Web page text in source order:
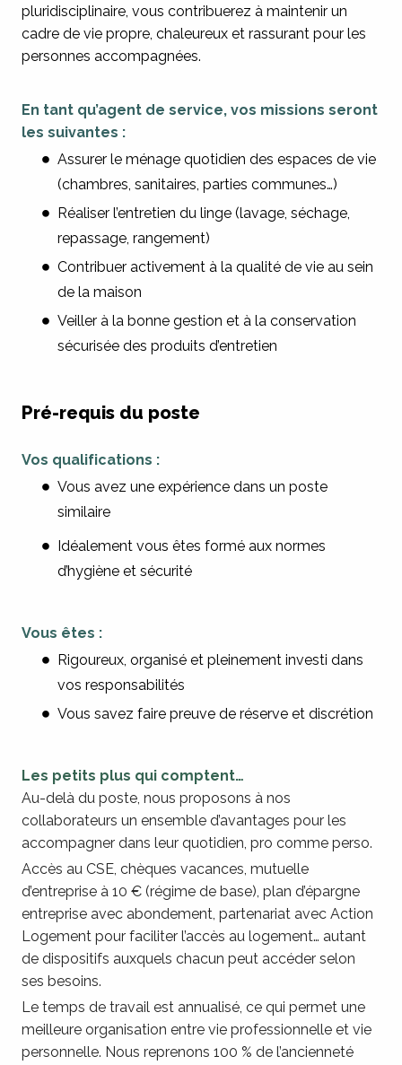
pluridisciplinaire, vous contribuerez à maintenir un
cadre de vie propre, chaleureux et rassurant pour les
personnes accompagnées.
En tant qu’agent de service, vos missions seront
les suivantes :
Assurer le ménage quotidien des espaces de vie
(chambres, sanitaires, parties communes…)
Réaliser l’entretien du linge (lavage, séchage,
repassage, rangement)
Contribuer activement à la qualité de vie au sein
de la maison
Veiller à la bonne gestion et à la conservation
sécurisée des produits d’entretien
Pré-requis du poste
Vos qualifications :
Vous avez une expérience dans un poste
similaire
Idéalement vous êtes formé aux normes
d’hygiène et sécurité
Vous êtes :
Rigoureux, organisé et pleinement investi dans
vos responsabilités
Vous savez faire preuve de réserve et discrétion
Les petits plus qui comptent…
Au-delà du poste, nous proposons à nos
collaborateurs un ensemble d’avantages pour les
accompagner dans leur quotidien, pro comme perso.
Accès au CSE, chèques vacances, mutuelle
d’entreprise à 10 € (régime de base), plan d’épargne
entreprise avec abondement, partenariat avec Action
Logement pour faciliter l’accès au logement… autant
de dispositifs auxquels chacun peut accéder selon
ses besoins.
Le temps de travail est annualisé, ce qui permet une
meilleure organisation entre vie professionnelle et vie
personnelle. Nous reprenons 100 % de l’ancienneté